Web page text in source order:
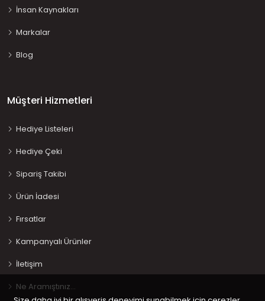
İnsan Kaynakları
Markalar
Blog
Müşteri Hizmetleri
Hediye Listeleri
Hediye Çeki
Sipariş Takibi
Ürün İadesi
Fırsatlar
Kampanyalı Ürünler
İletişim
Ne Aramıştınız…